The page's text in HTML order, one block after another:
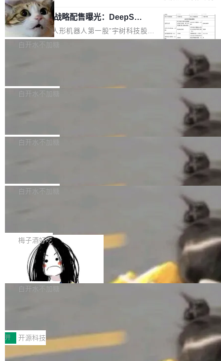
家基线 95.4%。 不是又一个 coding agent 包装
器 Prime Agent 的架构和市面上大多数 coding
agent 有本质区别。大多数 agent harness 的设
计是基于早期模型的能力—...
是项目级别的官方立场，目前由五个团队采纳，
但它可能是主流开源项目中关于 AI 辅助贡献最
细致的一份规则。 政策的核心只有一句话：LLM
可以用来分析、提炼、审阅、建议，但不能用来
不得生成涉及安全性的关键变更，除非作者本身
宇树科技 IPO 战略配售曝光：DeepSe
ek 获配 93.3 万股，锁定 36 个月
8月6日晚间，“人形机器人第一股”宇树科技股份
有限公司披露IPO发行价格及战略配售结果，杭
36个月。 公告显示，本次宇树科技战略配售对
员工参与设立的专项资产管理计划。其中，Dee
获配9...
白开水不加糖
Bug fixes and enhancements 修复多次传递同
一个回归问题，该问题导致拉取镜像时会拒绝包
题，该问题可能导致在旧版 Linux 内核...
白开水不加糖
e 孵化器项目管理委员会（IPMC）投票中获得
P）！这一里程碑不仅标志着 Fluss 迈入新的发
白开水不加糖
长期停止内容更新，未能实现其作为“AI版维基百
提交的编辑请求也长期处于待处理状态。 Groki
pedia 于去年底上线，定位为由人工智能生成内
容的百科平台，被马斯克视为传统众包百科网站
维基百科的替代方案。Lawfare 调查发现，无论
热门页面还是低关注度页面，均未出现近期更
白开水不加糖
是这样的：配 MessageSource 的 Bean、写 R
eloadableResourceBundleMessageSource、
声明 LocaleResolver、注册 LocaleChangeInt
erceptor…五六步之后才能看到第一行翻译文
本。 Solon 换了个方式。整个 i18n 模块围绕三
梅子酒好吃
Apache Doris 4.1 全面增强 Iceberg：
支持 UPDATE、MERGE INTO 与 Iceb
erg V3
Apache Doris 4.1 要补齐的，正是缺失的那一
半。在已有查询能力的基础上，Doris 进一步支
常维护操作，并完整支持 Iceberg V3 格式。
白开水不加糖
村国家自主创新示范区会议中心开幕。本届大会
由中关村智联软件服务业质量创新联盟主办，以
开 开源科技